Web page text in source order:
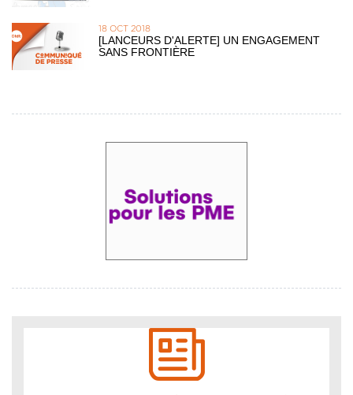
18 OCT 2018
[LANCEURS D'ALERTE] UN ENGAGEMENT
SANS FRONTIÈRE